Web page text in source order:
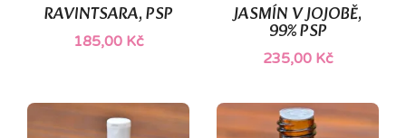
RAVINTSARA, PSP
185,00 Kč
JASMÍN V JOJOBĚ,
99% PSP
235,00 Kč